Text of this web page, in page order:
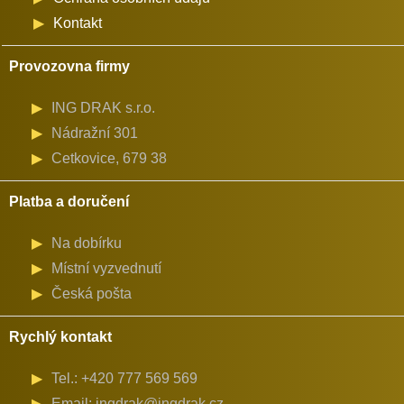
Kontakt
Provozovna firmy
ING DRAK s.r.o.
Nádražní 301
Cetkovice, 679 38
Platba a doručení
Na dobírku
Místní vyzvednutí
Česká pošta
Rychlý kontakt
Tel.: +420 777 569 569